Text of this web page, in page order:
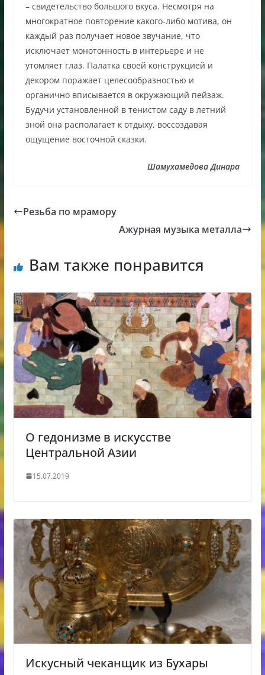
– свидетельство большого вкуса. Несмотря на
многократное повторение какого-либо мотива, он
каждый раз получает новое звучание, что
исключает монотонность в интерьере и не
утомляет глаз. Палатка своей конструкцией и
декором поражает целесообразностью и
органично вписывается в окружающий пейзаж.
Будучи установленной в тенистом саду в летний
зной она располагает к отдыху, воссоздавая
ощущение восточной сказки.
Шамухамедова Динара
Резьба по мрамору
Ажурная музыка металла
Вам также понравится
О гедонизме в искусстве
Центральной Азии
15.07.2019
Искусный чеканщик из Бухары